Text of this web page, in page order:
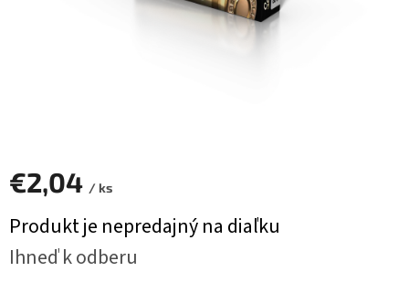
€2,04 / ks
cena:
Produkt je nepredajný na diaľku
Ihneď k odberu